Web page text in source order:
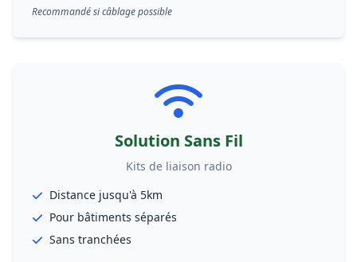
Recommandé si câblage possible
Solution Sans Fil
Kits de liaison radio
Distance jusqu'à 5km
Pour bâtiments séparés
Sans tranchées